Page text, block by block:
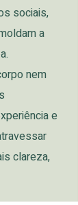
sociais,
a
nem
e
clareza,